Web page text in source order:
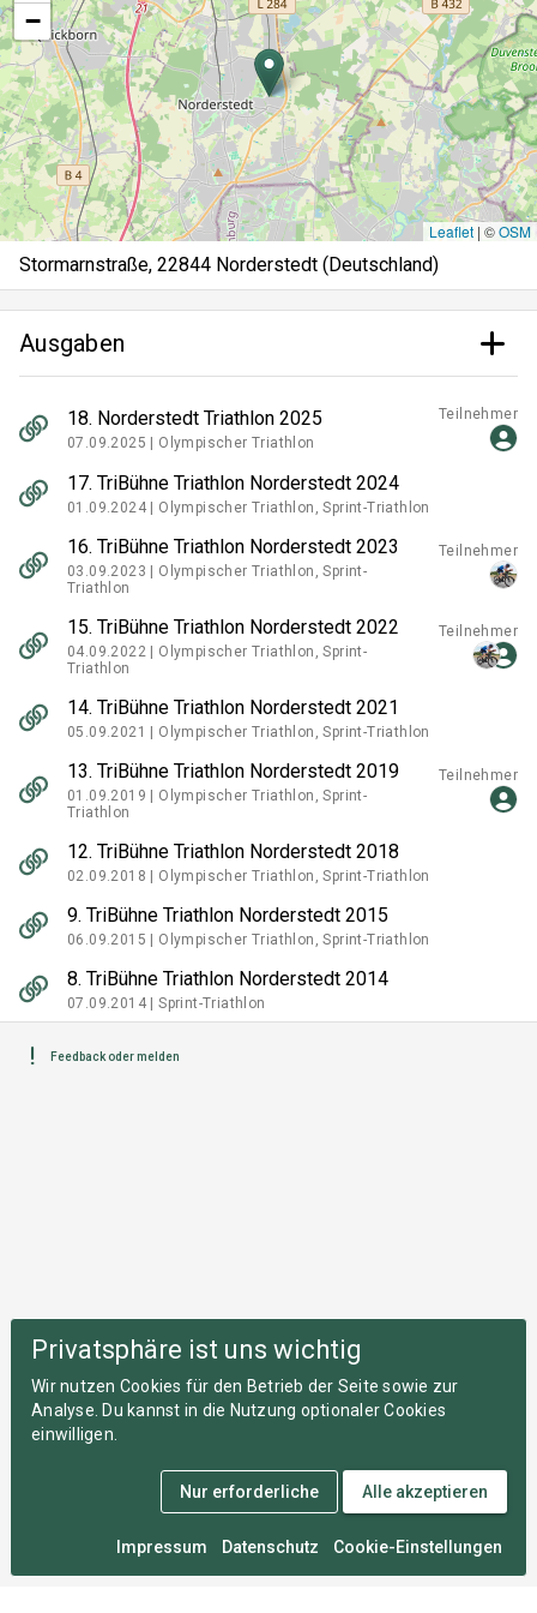
−
Leaflet | ©OSM
Stormarnstraße, 22844 Norderstedt (Deutschland)
Ausgaben
18. Norderstedt Triathlon 2025
07.09.2025 | Olympischer Triathlon
Teilnehmer
17. TriBühne Triathlon Norderstedt 2024
01.09.2024 | Olympischer Triathlon, Sprint-Triathlon
16. TriBühne Triathlon Norderstedt 2023
03.09.2023 | Olympischer Triathlon, Sprint-
Triathlon
Teilnehmer
15. TriBühne Triathlon Norderstedt 2022
04.09.2022 | Olympischer Triathlon, Sprint-
Triathlon
Teilnehmer
14. TriBühne Triathlon Norderstedt 2021
05.09.2021 | Olympischer Triathlon, Sprint-Triathlon
13. TriBühne Triathlon Norderstedt 2019
01.09.2019 | Olympischer Triathlon, Sprint-
Triathlon
Teilnehmer
12. TriBühne Triathlon Norderstedt 2018
02.09.2018 | Olympischer Triathlon, Sprint-Triathlon
9. TriBühne Triathlon Norderstedt 2015
06.09.2015 | Olympischer Triathlon, Sprint-Triathlon
8. TriBühne Triathlon Norderstedt 2014
07.09.2014 |Sprint-Triathlon
Feedback oder melden
Privatsphäre ist uns wichtig
Wir nutzen Cookies für den Betrieb der Seite sowie zur
Analyse. Du kannst in die Nutzung optionaler Cookies
einwilligen.
Impressum Datenschutz Cookie-Einstellungen
Nur erforderliche Alle akzeptieren